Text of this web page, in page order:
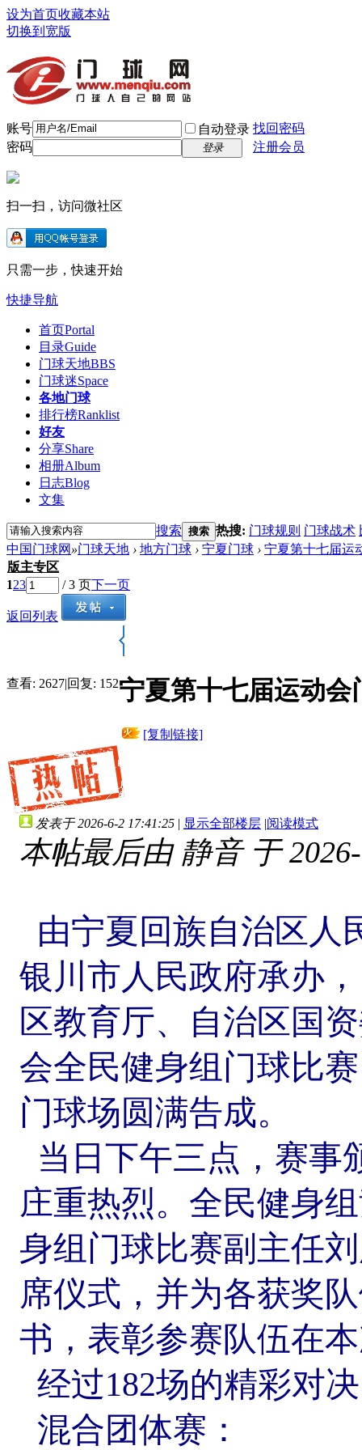
设为首页收藏本站
切换到宽版
账号 自动登录 找回密码
密码
登录 注册会员
扫一扫，访问微社区
只需一步，快速开始
快捷导航
首页Portal
目录Guide
门球天地BBS
门球迷Space
各地门球
排行榜Ranklist
好友
分享Share
相册Album
日志Blog
文集
搜索 搜索 热搜: 门球规则 门球战术
中国门球网 »门球天地 › 地方门球 › 宁夏门球 › 宁夏第十七届运
版主专区
123 / 3 页下一页
返回列表
查看: 2627|回复: 152宁夏第十七届运动
[复制链接]
发表于 2026-6-2 17:41:25 | 显示全部楼层 |阅读模式
本帖最后由 静音 于
由宁夏回族自治区人
银川市人民政府承办
区教育厅、自治区国
会全民健身组门球比
门球场圆满告成。
当日下午三点，赛事
庄重热烈。全民健身
身组门球比赛副主任
席仪式，并为各获奖
书，表彰参赛队伍在
经过182场的精彩对
混合团体赛：